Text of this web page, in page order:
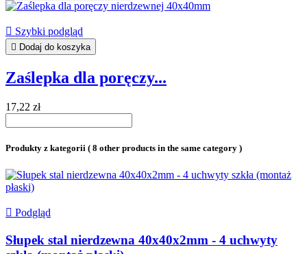
 Szybki podgląd
 Dodaj do koszyka
Zaślepka dla poręczy...
17,22 zł
Produkty z kategorii ( 8 other products in the same category )
 Podgląd
Słupek stal nierdzewna 40x40x2mm - 4 uchwyty